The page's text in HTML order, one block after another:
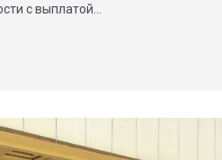
с выплатой…